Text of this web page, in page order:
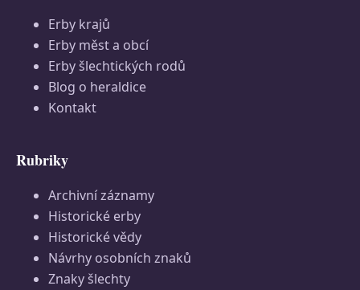
Erby krajů
Erby měst a obcí
Erby šlechtických rodů
Blog o heraldice
Kontakt
Rubriky
Archivní záznamy
Historické erby
Historické vědy
Návrhy osobních znaků
Znaky šlechty